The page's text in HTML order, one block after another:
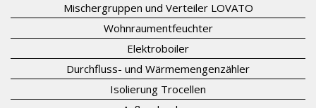
Mischergruppen und Verteiler LOVATO
Wohnraumentfeuchter
Elektroboiler
Durchfluss- und Wärmemengenzähler
Isolierung Trocellen